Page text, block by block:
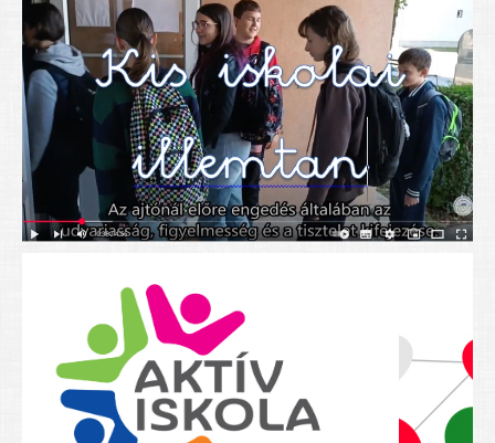
Google Tanterem, Classroom - útmutató diákoknak
Tanév rendje
Étkezés befizetése
Étlap
eKréta
Diákigazolvány igénylése
Mindennapos testnevelés
Tartós tankönyvek
Nyolcadikosainknak
Kréta szülői segédlet
Felsős taneszközlista
BEISKOLÁZÁS 2026